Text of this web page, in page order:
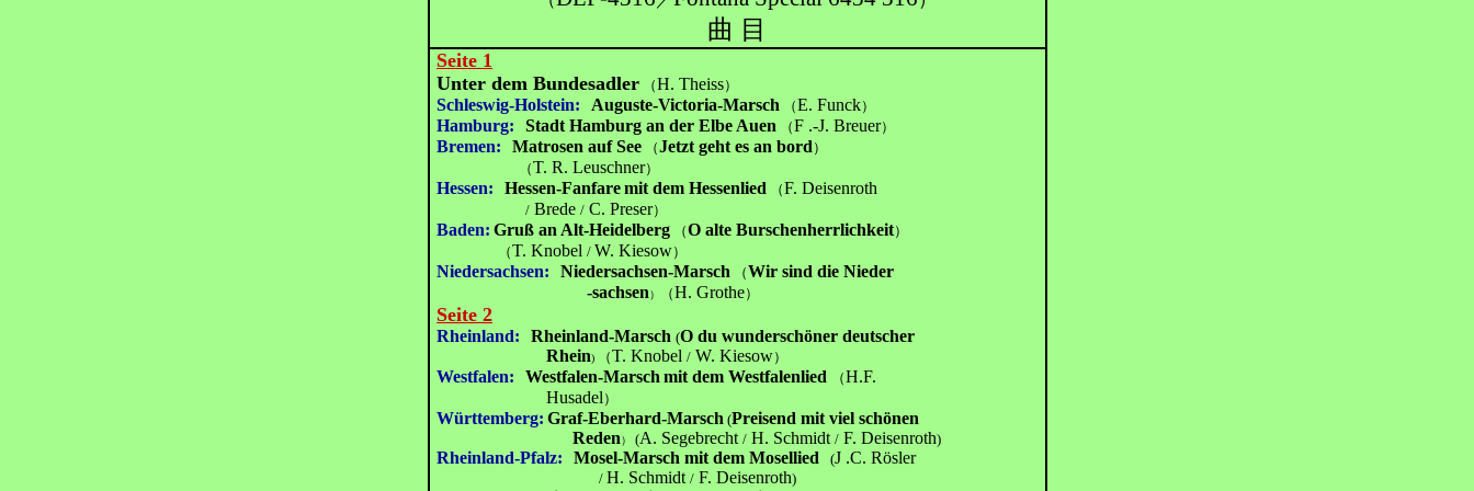
曲 目
Seite 1
Unter dem Bundesadler
（H. Theiss）
Schleswig-Holstein: Auguste-Victoria-Marsch （E. Funck）
Hamburg: Stadt Hamburg an der Elbe Auen （F .-J. Breuer）
Bremen: Matrosen auf See （Jetzt geht es an bord ）
（T. R. Leuschner）
Hessen: Hessen-Fanfaremit dem Hessenlied （F. Deisenroth
/ Brede/ C. Preser）
Baden: Gruß an Alt-Heidelberg （O alte Burschenherrlichkeit）
（T. Knobel/ W. Kiesow）
Niedersachsen: Niedersachsen-Marsch （Wir sind dieNieder
-sachsen） （H. Grothe）
Seite 2
Rheinland: Rheinland-Marsch(O du wunderschöner deutscher
Rhein) （T. Knobel/ W. Kiesow）
Westfalen: Westfalen-Marsch mit dem Westfalenlied （H.F.
Husadel ）
Württemberg: Graf-Eberhard-Marsch (Preisend mit viel schönen
Reden） (A. Segebrecht/ H. Schmidt/ F. Deisenroth)
Rheinland-Pfalz: Mosel-Marsch mit dem Mosellied (J .C. Rösler
/H. Schmidt/ F. Deisenroth)